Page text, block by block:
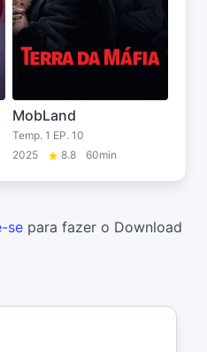
MobLand
Temp. 1 EP. 10
2025
8.8 60min
se para fazer o Download